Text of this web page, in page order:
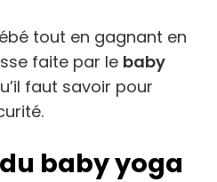
tout en gagnant en
faite par le baby
faut savoir pour
baby yoga